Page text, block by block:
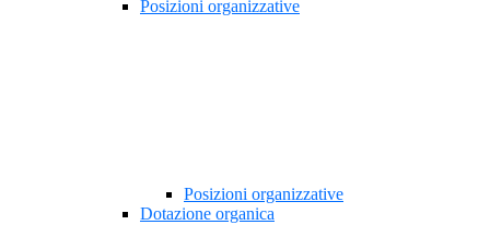
Posizioni organizzative
Posizioni organizzative
Dotazione organica